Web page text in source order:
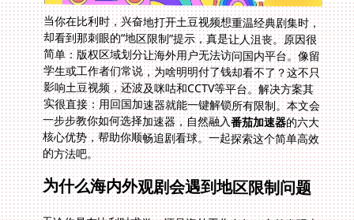
当你在比利时，兴奋地打开土豆视频想重温经典剧集时，
却看到那刺眼的“地区限制”提示，真是让人沮丧。原因很
简单：版权区域划分让海外用户无法访问国内平台。像留
学生或工作者们常说，为啥明明付了钱却看不了？这不只
影响土豆视频，还波及咪咕和CCTV等平台。解决方案其
实很直接：用回国加速器就能一键解锁所有限制。本文会
一步步教你如何选择加速器，自然融入番茄加速器的六大
核心优势，帮助你顺畅追剧看球。一起探索这个简单高效
的方法吧。
为什么海内外观剧会遇到地区限制问题